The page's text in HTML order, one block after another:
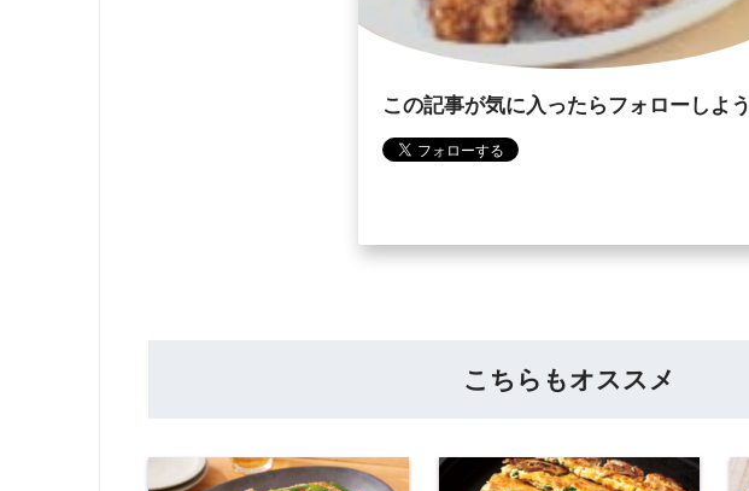
この記事が気に入ったらフォローしよう
こちらもオススメ